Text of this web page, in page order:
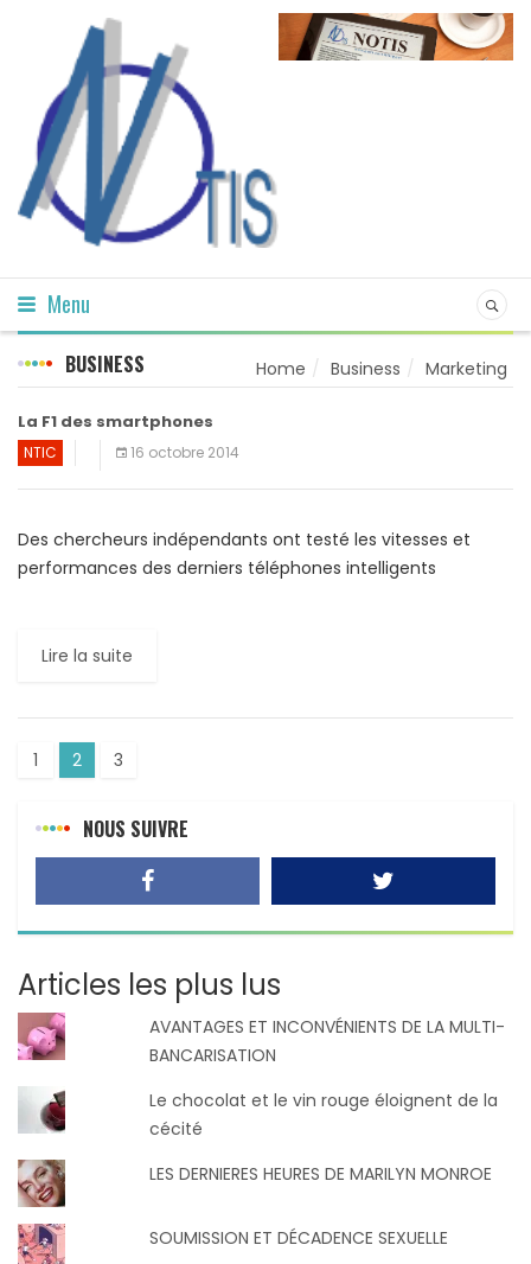
Menu
BUSINESS Home Business Marketing
La F1 des smartphones
NTIC 16 octobre 2014
Des chercheurs indépendants ont testé les vitesses et
performances des derniers téléphones intelligents
Lire la suite
1 2 3
NOUS SUIVRE
Articles les plus lus
AVANTAGES ET INCONVÉNIENTS DE LA MULTI-
BANCARISATION
Le chocolat et le vin rouge éloignent de la
cécité
LES DERNIERES HEURES DE MARILYN MONROE
SOUMISSION ET DÉCADENCE SEXUELLE